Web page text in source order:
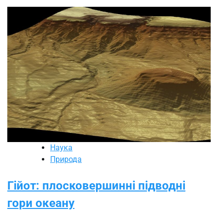
Наука
Природа
Гійот: плосковершинні підводні
гори океану